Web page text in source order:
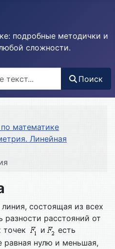
подробные методички и
сложности.
Поиск
математике
Линейная
линия, состоящая из всех
разности расстояний от
точек
и
есть
равная нулю и меньшая,